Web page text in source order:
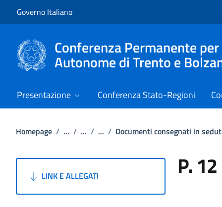
Governo Italiano
Conferenza Permanente
Autonome di Trento e
Presentazione Conferenza Stato-Regioni
Homepage / ... / ... / ... / Documenti consegnati in
LINK E ALLEGATI P.